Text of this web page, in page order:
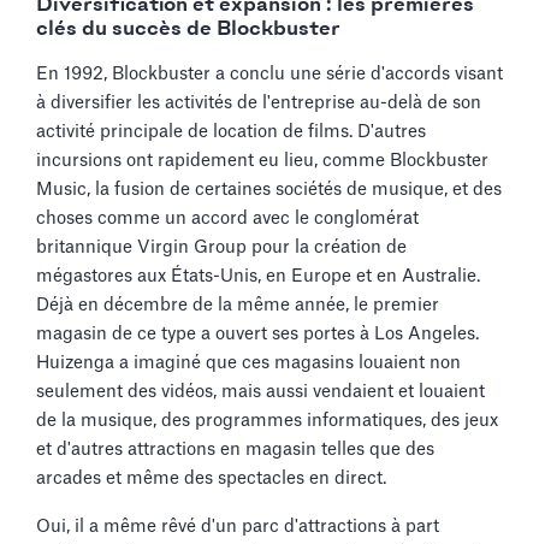
Diversification et expansion : les premières
clés du succès de Blockbuster
En 1992, Blockbuster a conclu une série d'accords visant
à diversifier les activités de l'entreprise au-delà de son
activité principale de location de films. D'autres
incursions ont rapidement eu lieu, comme Blockbuster
Music, la fusion de certaines sociétés de musique, et des
choses comme un accord avec le conglomérat
britannique Virgin Group pour la création de
mégastores aux États-Unis, en Europe et en Australie.
Déjà en décembre de la même année, le premier
magasin de ce type a ouvert ses portes à Los Angeles.
Huizenga a imaginé que ces magasins louaient non
seulement des vidéos, mais aussi vendaient et louaient
de la musique, des programmes informatiques, des jeux
et d'autres attractions en magasin telles que des
arcades et même des spectacles en direct.
Oui, il a même rêvé d'un parc d'attractions à part